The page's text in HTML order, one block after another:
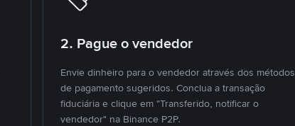
2. Pague o vendedor
Envie dinheiro para o vendedor através dos métodos
de pagamento sugeridos. Conclua a transação
fiduciária e clique em "Transferido, notificar o
vendedor" na Binance P2P.